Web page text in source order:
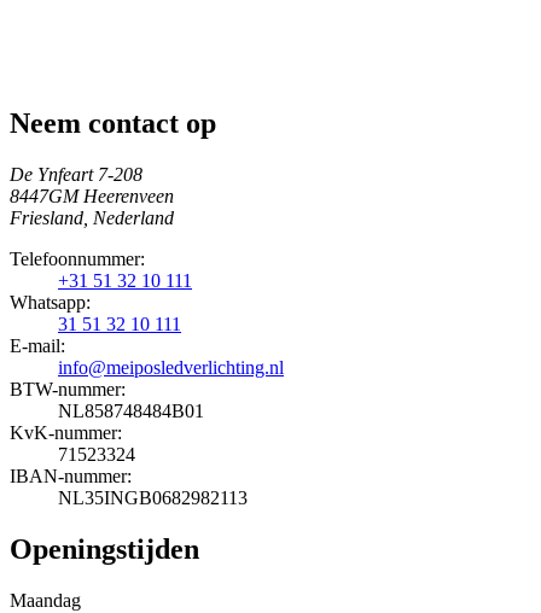
Neem contact op
De Ynfeart 7-208
8447GM Heerenveen
Friesland, Nederland
Telefoonnummer:
+31 51 32 10 111
Whatsapp:
31 51 32 10 111
E-mail:
info@meiposledverlichting.nl
BTW-nummer:
NL858748484B01
KvK-nummer:
71523324
IBAN-nummer:
NL35INGB0682982113
Openingstijden
Maandag